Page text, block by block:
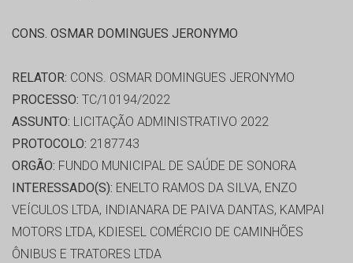
CONS. OSMAR DOMINGUES JERONYMO
RELATOR: CONS. OSMAR DOMINGUES JERONYMO
PROCESSO: TC/10194/2022
ASSUNTO: LICITAÇÃO ADMINISTRATIVO 2022
PROTOCOLO: 2187743
ORGÃO: FUNDO MUNICIPAL DE SAÚDE DE SONORA
INTERESSADO(S): ENELTO RAMOS DA SILVA, ENZO
VEÍCULOS LTDA, INDIANARA DE PAIVA DANTAS, KAMPAI
MOTORS LTDA, KDIESEL COMÉRCIO DE CAMINHÕES
ÔNIBUS E TRATORES LTDA